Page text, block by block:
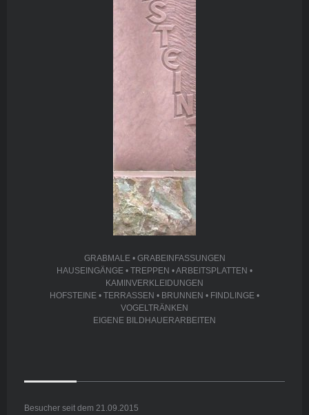
GRABMALE • GRABEINFASSUNGEN
HAUSEINGÄNGE • TREPPEN • ARBEITSPLATTEN •
KAMINVERKLEIDUNGEN
HOFSTEINE • TERRASSEN • BRUNNEN • FINDLINGE •
VOGELTRÄNKEN
EIGENE BILDHAUERARBEITEN
Besucher seit dem 21.09.2015